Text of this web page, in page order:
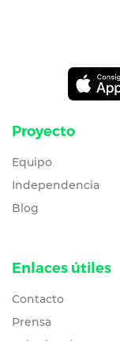
Proyecto
Equipo
Independencia
Blog
Enlaces útiles
Contacto
Prensa